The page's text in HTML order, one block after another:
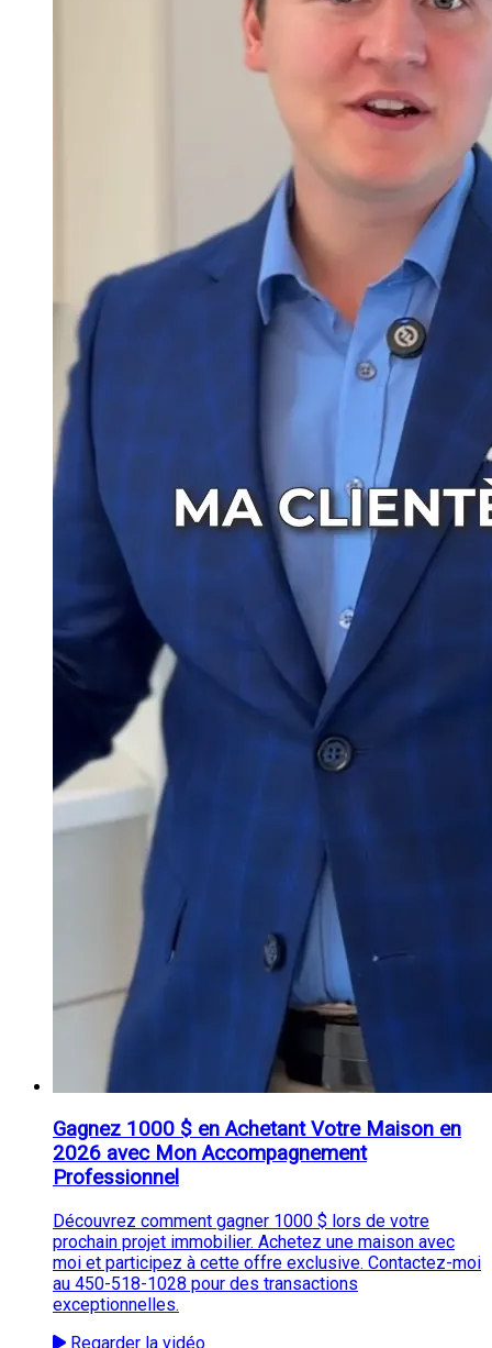
Gagnez 1000 $ en Achetant Votre Maison en
2026 avec Mon Accompagnement
Professionnel
Découvrez comment gagner 1000 $ lors de votre
prochain projet immobilier. Achetez une maison avec
moi et participez à cette offre exclusive. Contactez-moi
au 450-518-1028 pour des transactions
exceptionnelles.
Regarder la vidéo